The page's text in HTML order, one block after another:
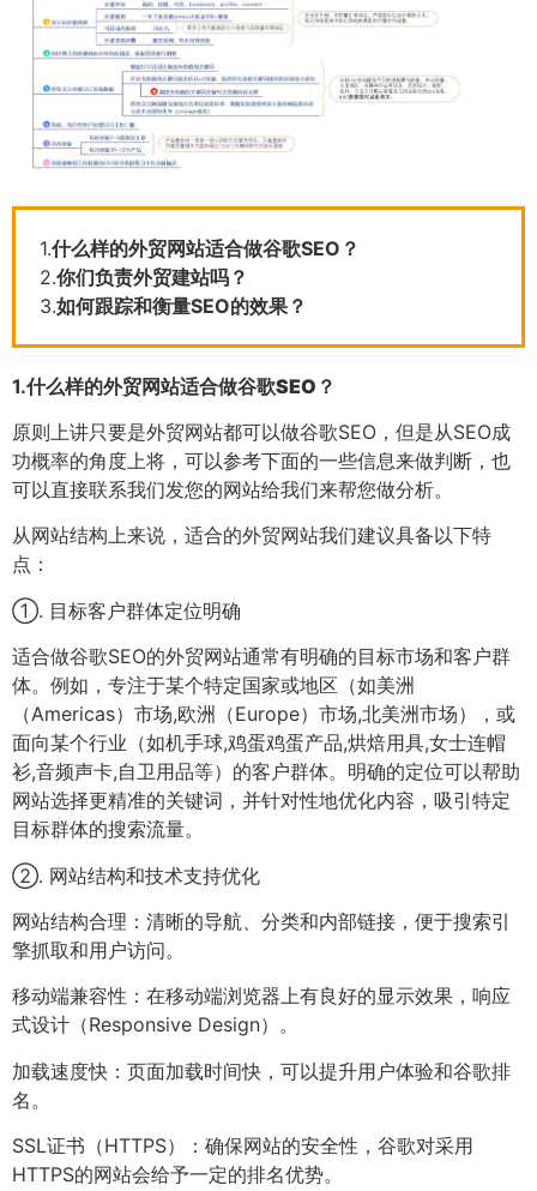
1.什么样的外贸网站适合做谷歌SEO？
2.你们负责外贸建站吗？
3.如何跟踪和衡量SEO的效果？
1.什么样的外贸网站适合做谷歌SEO？
原则上讲只要是外贸网站都可以做谷歌SEO，但是从SEO成
功概率的角度上将，可以参考下面的一些信息来做判断，也
可以直接联系我们发您的网站给我们来帮您做分析。
从网站结构上来说，适合的外贸网站我们建议具备以下特
点：
①. 目标客户群体定位明确
适合做谷歌SEO的外贸网站通常有明确的目标市场和客户群
体。例如，专注于某个特定国家或地区（如美洲
（Americas）市场,欧洲（Europe）市场,北美洲市场），或
面向某个行业（如机手球,鸡蛋鸡蛋产品,烘焙​​用具,女士连帽
衫,音频声卡,自卫用品等）的客户群体。明确的定位可以帮助
网站选择更精准的关键词，并针对性地优化内容，吸引特定
目标群体的搜索流量。
②. 网站结构和技术支持优化
网站结构合理：清晰的导航、分类和内部链接，便于搜索引
擎抓取和用户访问。
移动端兼容性：在移动端浏览器上有良好的显示效果，响应
式设计（Responsive Design）。
加载速度快：页面加载时间快，可以提升用户体验和谷歌排
名。
SSL证书（HTTPS）：确保网站的安全性，谷歌对采用
HTTPS的网站会给予一定的排名优势。